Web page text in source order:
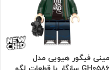
مینی فیگور هیویی مدل